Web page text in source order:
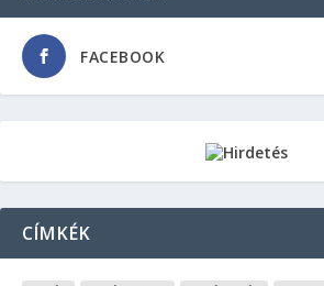
FACEBOOK
CÍMKÉK